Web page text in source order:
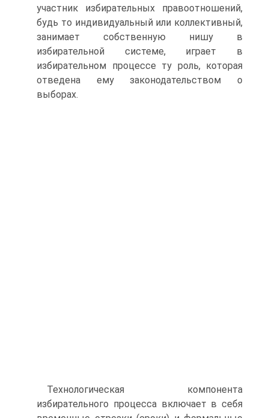
участник избирательных правоотношений,
будь то индивидуальный или коллективный,
занимает собственную нишу в
избирательной системе, играет в
избирательном процессе ту роль, которая
отведена ему законодательством о
выборах.
Технологическая компонента
избирательного процесса включает в себя